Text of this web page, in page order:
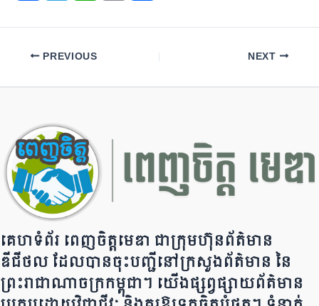
a
c
e
b
o
k
el
e
gr
a
h
at
A
o
p
Li
ar
e
PREVIOUS NEXT
គេហទំព័រ ពេញចិត្តមេឌា ជា​ក្រុ​​​​​ម​​​ហ៊ុន​ព័ត៌មាន​
ឌីជីថល ដែ​លបា​ន​​ចុះបញ្ជីនៅក្រសួងព័ត៌មាន នៃ​​​​
ព្រះរាជាណាចក្រ​ក​ម្ពុជា។ យើ​ង​​​​​ផ្សព្វផ្សាយព័​ត៌​មា​​​​ន